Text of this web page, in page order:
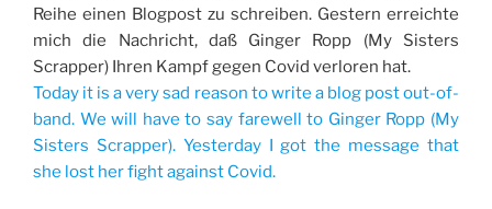
Reihe einen Blogpost zu schreiben. Gestern erreichte
mich die Nachricht, daß Ginger Ropp (My Sisters
Scrapper) Ihren Kampf gegen Covid verloren hat.
Today it is a very sad reason to write a blog post out-of-
band. We will have to say farewell to Ginger Ropp (My
Sisters Scrapper). Yesterday I got the message that
she lost her fight against Covid.